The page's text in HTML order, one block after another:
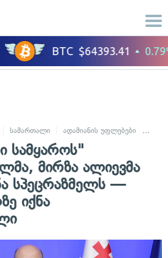
სამართალი ადამიანის უფლებები
სამყაროს"
მირზა ალიევმა
სპეცრაზმელს —
იქნა